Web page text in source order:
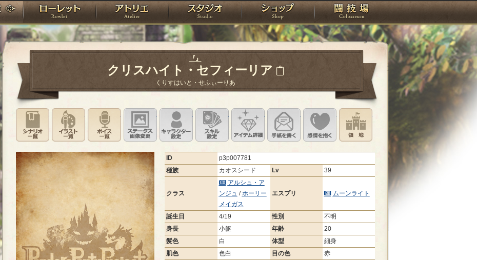
PandoraPartyProject
神殿 ローレット アトリエ スタジオ ショップ 闘技場
『』
クリスハイト・セフィーリア
くりすはいと・せふぃーりあ
シナリオ一覧イラスト一覧ボイス一覧 ステータス画像変更キャラクター設定
スキル設定 アイテム詳細手紙を書く このキャラクターに感情を抱く
ID
p3p007781
種族
カオスシード Lv 39
クラス
アルシュ・ア
ンジュ /ホーリー
メイガス
エスプリ ムーンライト
誕生日 4/19 性別
不明
身長
小躯 年齢
20
髪色
白 体型
細身
肌色
色白 目の色 赤